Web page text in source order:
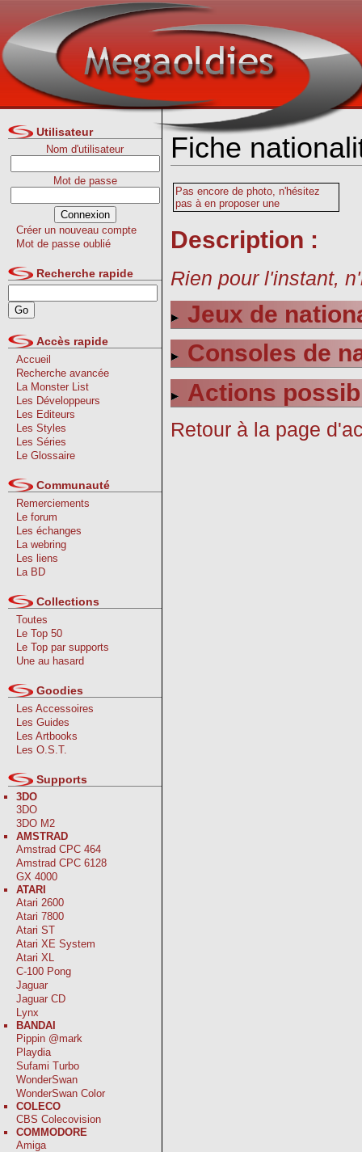
Utilisateur
Nom d'utilisateur
Mot de passe
Créer un nouveau compte
Mot de passe oublié
Recherche rapide
Accès rapide
Accueil
Recherche avancée
La Monster List
Les Développeurs
Les Editeurs
Les Styles
Les Séries
Le Glossaire
Communauté
Remerciements
Le forum
Les échanges
La webring
Les liens
La BD
Collections
Toutes
Le Top 50
Le Top par supports
Une au hasard
Goodies
Les Accessoires
Les Guides
Les Artbooks
Les O.S.T.
Supports
3DO
3DO
3DO M2
AMSTRAD
Amstrad CPC 464
Amstrad CPC 6128
GX 4000
ATARI
Atari 2600
Atari 7800
Atari ST
Atari XE System
Atari XL
C-100 Pong
Jaguar
Jaguar CD
Lynx
BANDAI
Pippin @mark
Playdia
Sufami Turbo
WonderSwan
WonderSwan Color
COLECO
CBS Colecovision
COMMODORE
Amiga
Fiche
Pas encore de photo, n'hésitez
pas à en proposer une
Description :
Rien pour l'instant,
Jeux de
Consoles de
Actions
Retour à la page